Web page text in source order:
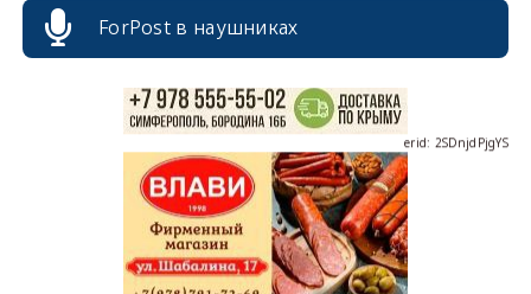
ForPost в наушниках
erid: 2SDnjdvhGXG